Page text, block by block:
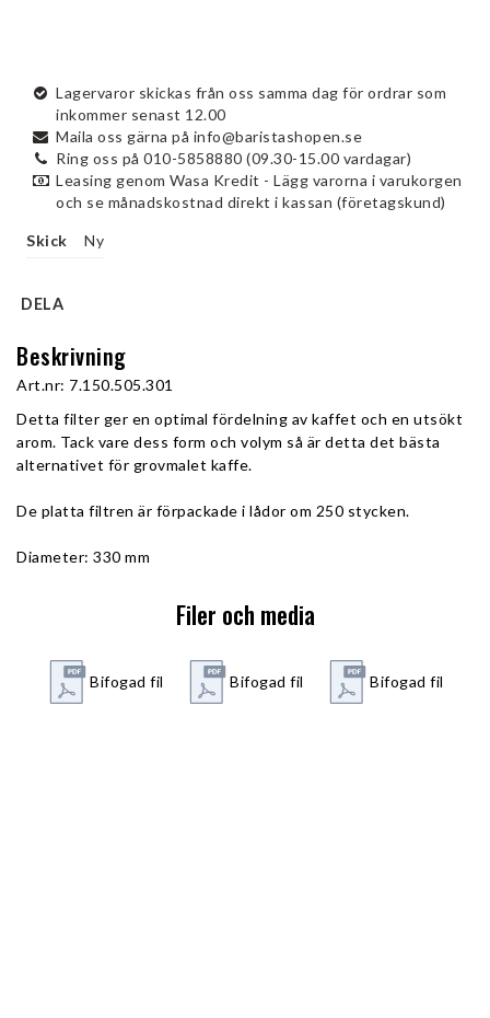
Lagervaror skickas från oss samma dag för ordrar som
inkommer senast 12.00
Maila oss gärna på info@baristashopen.se
Ring oss på 010-5858880 (09.30-15.00 vardagar)
Leasing genom Wasa Kredit - Lägg varorna i varukorgen
och se månadskostnad direkt i kassan (företagskund)
Skick Ny
DELA
Beskrivning
Art.nr: 7.150.505.301
Detta filter ger en optimal fördelning av kaffet och en utsökt
arom. Tack vare dess form och volym så är detta det bästa
alternativet för grovmalet kaffe.
De platta filtren är förpackade i lådor om 250 stycken.
Diameter: 330 mm
Filer och media
Bifogad fil Bifogad fil Bifogad fil